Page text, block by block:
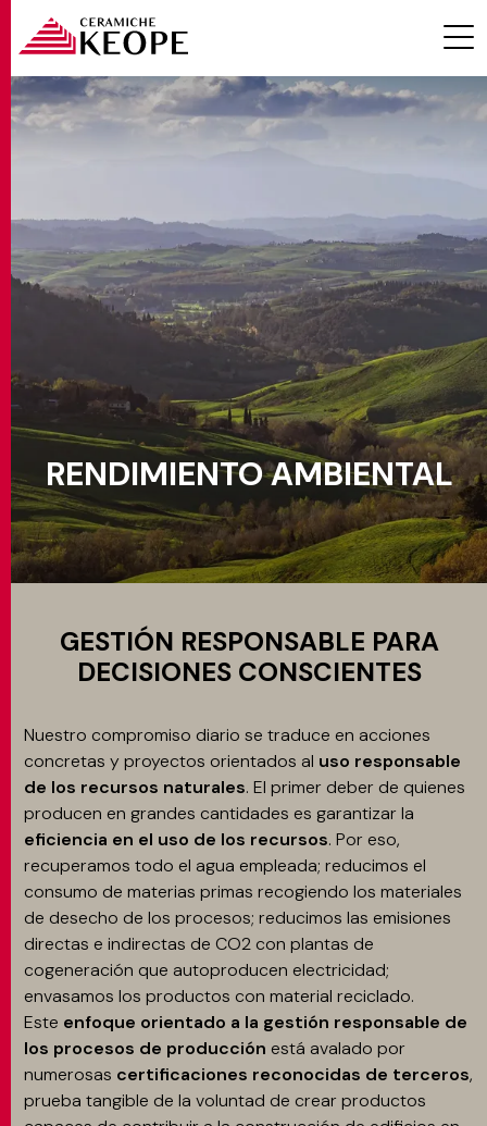
MAGAZINE
CONTACTOS
MATCH APP
BUSCAR
RENDIMIENTO AMBIENTAL
GESTIÓN RESPONSABLE PARA
DECISIONES CONSCIENTES
Nuestro compromiso diario se traduce en acciones
concretas y proyectos orientados al uso responsable
de los recursos naturales. El primer deber de quienes
producen en grandes cantidades es garantizar la
eficiencia en el uso de los recursos. Por eso,
recuperamos todo el agua empleada; reducimos el
consumo de materias primas recogiendo los materiales
de desecho de los procesos; reducimos las emisiones
directas e indirectas de CO2 con plantas de
cogeneración que autoproducen electricidad;
envasamos los productos con material reciclado.
Este enfoque orientado a la gestión responsable de
los procesos de producción está avalado por
numerosas certificaciones reconocidas de terceros,
prueba tangible de la voluntad de crear productos